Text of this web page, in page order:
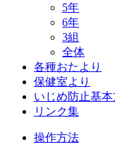
5年
6年
3組
全体
各種おたより
保健室より
いじめ防止基
リンク集
操作方法